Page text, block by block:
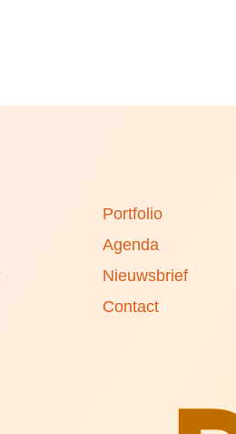
Portfolio
Agenda
Nieuwsbrief
Contact